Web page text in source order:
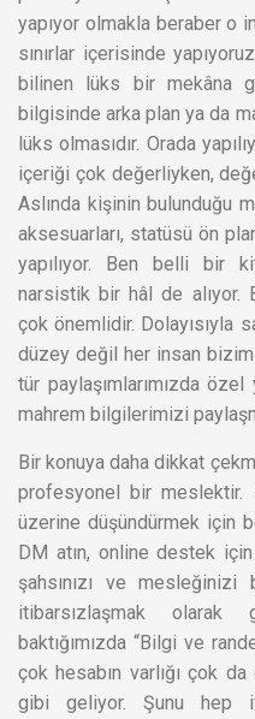
yapıyor olmakla beraber o
sınırlar içerisinde
bilinen lüks bir mekâna
bilgisinde arka plan ya da
lüks olmasıdır. Orada
içeriği çok değerliyken,
Aslında kişinin bulunduğu
aksesuarları, statüsü ön
yapılıyor. Ben belli bir
narsistik bir hâl de alıyor.
çok önemlidir. Dolayısıyla
düzey değil her insan bizim
tür paylaşımlarımızda özel
mahrem bilgilerimizi
Bir konuya daha dikkat
profesyonel bir meslektir.
üzerine düşündürmek için
DM atın, online destek
şahsınızı ve
itibarsızlaşmak olarak
baktığımızda “Bilgi ve
çok hesabın varlığı çok
gibi geliyor. Şunu hep